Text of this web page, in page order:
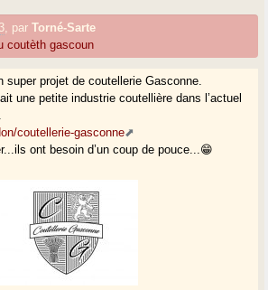
parTorné-Sarte
coutèth gascoun
super projet de coutellerie Gasconne.
une petite industrie coutellière dans l’actuel
coutellerie-gasconne
ont besoin d’un coup de pouce...😁